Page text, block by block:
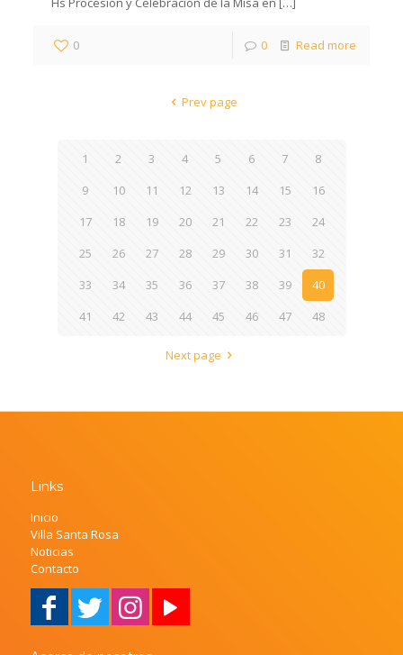
0 0 Read more
Prev page
1 2 3 4 5 6 7
8
9
10 11 12 13 14 15
16
17
18 19 20 21 22 23
24
25
26 27 28 29 30 31
32
33
34 35 36 37 38 39
40
41
42 43 44 45 46 47 48
Next page
Links
Inicio
Villa Santa Rosa
Noticias
Contacto